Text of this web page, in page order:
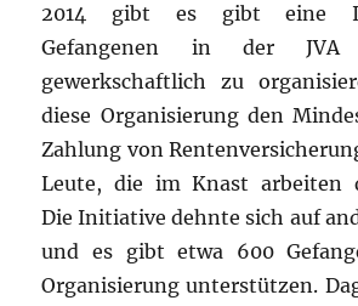
2014 gibt es gibt eine
Gefangenen in der JVA
gewerkschaftlich zu
diese Organisierung den
Zahlung von
Leute, die im Knast arbeiten
Die Initiative dehnte sich auf
und es gibt etwa 600
Organisierung unterstützen.